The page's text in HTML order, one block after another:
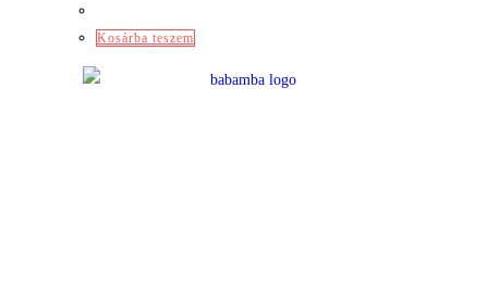
Kosárba teszem